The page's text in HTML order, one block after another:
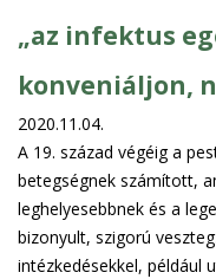
„az infektus
konveniáljon,
2020.11.04.
A 19. század végéig a
betegségnek számított,
leghelyesebbnek és a
bizonyult, szigorú
intézkedésekkel, például